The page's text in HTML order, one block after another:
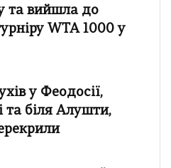
та вийшла до
WTA 1000 у
у Феодосії,
та біля Алушти,